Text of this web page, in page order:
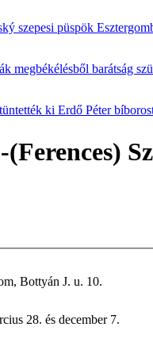
szepesi püspök
megbékélésből barátság
ki Erdő Péter
Bottyán J. u. 10.
március 28. és december 7.